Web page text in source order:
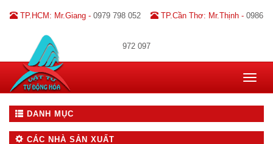
TP.HCM: Mr.Giang - 0979 798 052 TP.Cần Thơ: Mr.Thịnh - 0986
972 097
Toggle
DANH MỤC
CÁC NHÀ SẢN XUẤT